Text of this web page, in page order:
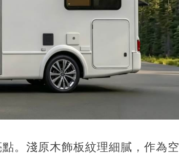
。淺原木飾板紋理細膩，作為空